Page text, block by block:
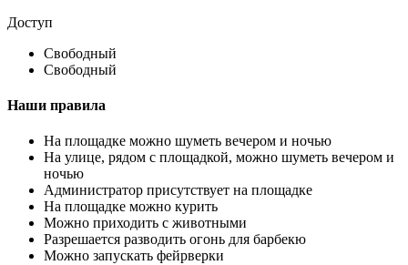
Доступ
Свободный
Свободный
Наши правила
На площадке можно шуметь вечером и ночью
На улице, рядом с площадкой, можно шуметь вечером и
ночью
Администратор присутствует на площадке
На площадке можно курить
Можно приходить с животными
Разрешается разводить огонь для барбекю
Можно запускать фейрверки